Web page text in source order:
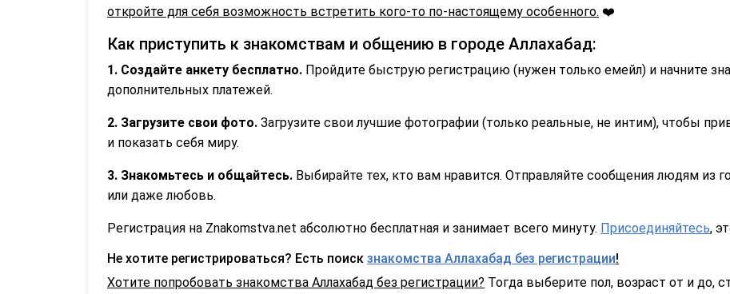
откройте для себя возможность встретить кого-то по-настоящему особенного. ❤️
Как приступить к знакомствам и общению в городе Аллахабад:
1. Создайте анкету бесплатно. Пройдите быструю регистрацию (нужен только емейл) и начните
дополнительных платежей.
2. Загрузите свои фото. Загрузите свои лучшие фотографии (только реальные, не интим), чтобы
и показать себя миру.
3. Знакомьтесь и общайтесь. Выбирайте тех, кто вам нравится. Отправляйте сообщения людям из
или даже любовь.
Регистрация на Znakomstva.net абсолютно бесплатная и занимает всего минуту. Присоединяйтесь,
Не хотите регистрироваться? Есть поиск знакомства Аллахабад без регистрации!
Хотите попробовать знакомства Аллахабад без регистрации? Тогда выберите пол, возраст от и до,